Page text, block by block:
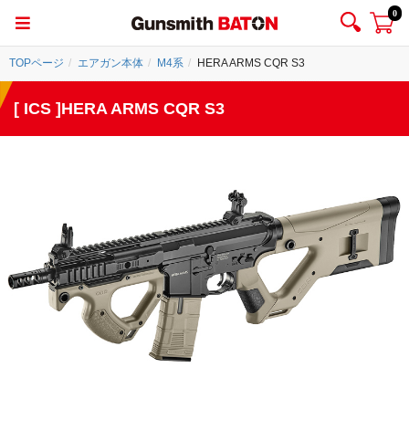
0
TOPページ エアガン本体 M4系 HERA ARMS CQR S3
[ ICS ]HERA ARMS CQR S3